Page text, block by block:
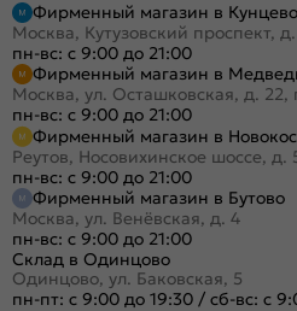
Фирменный магазин в Кунцево
Москва, Кутузовский проспект,
пн-вс: с 9:00 до 21:00
Фирменный магазин в
Москва, ул. Осташковская, д. 22,
пн-вс: с 9:00 до 21:00
Фирменный магазин в
Реутов, Носовихинское шоссе, д.
пн-вс: с 9:00 до 21:00
Фирменный магазин в Бутово
Москва, ул. Венёвская, д. 4
пн-вс: с 9:00 до 21:00
Склад в Одинцово
Одинцово, ул. Баковская, 5
пн-пт: с 9:00 до 19:30 / сб-вс: с